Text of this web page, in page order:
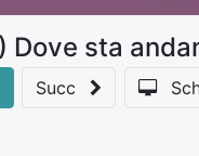
sta
Succ